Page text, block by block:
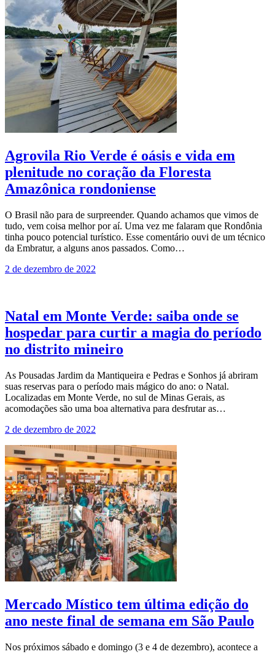
Agrovila Rio Verde é oásis e vida em
plenitude no coração da Floresta
Amazônica rondoniense
O Brasil não para de surpreender. Quando achamos que vimos de
tudo, vem coisa melhor por aí. Uma vez me falaram que Rondônia
tinha pouco potencial turístico. Esse comentário ouvi de um técnico
da Embratur, a alguns anos passados. Como…
2 de dezembro de 2022
Natal em Monte Verde: saiba onde se
hospedar para curtir a magia do período
no distrito mineiro
As Pousadas Jardim da Mantiqueira e Pedras e Sonhos já abriram
suas reservas para o período mais mágico do ano: o Natal.
Localizadas em Monte Verde, no sul de Minas Gerais, as
acomodações são uma boa alternativa para desfrutar as…
2 de dezembro de 2022
Mercado Místico tem última edição do
ano neste final de semana em São Paulo
Nos próximos sábado e domingo (3 e 4 de dezembro), acontece a